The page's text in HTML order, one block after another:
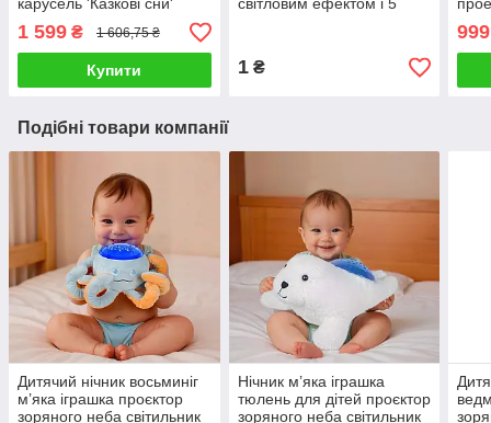
карусель 'Казкові сни'
Музика світло і барвисті
іграшки
1 599 ₴ 1 606,75 ₴
Купити
світловим ефектом і 5
1₴
999
Подібні товари компанії
Дитячий нічник восьминіг
м’яка іграшка проєктор
зоряного неба світильник
Нічник м’яка іграшка
тюлень для дітей проєктор
зоряного неба світильник